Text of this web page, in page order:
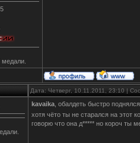
медали.
Дата: Четверг, 10.11.2011, 23:10 |
kavaika , обалдеть быстро
хотя чёто ты не старался на этот
говорю что она д***** но короч ты